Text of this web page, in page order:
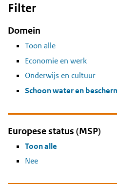
Filter
Domein
Toon alle
Economie en werk
Onderwijs en cultuur
Schoon water en
Europese status (MSP)
Toon alle
Nee